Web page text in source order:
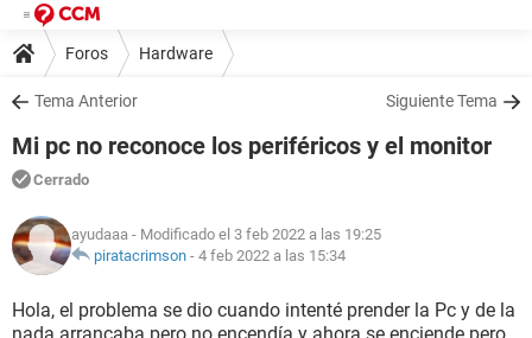
Foros Hardware
Tema Anterior Siguiente Tema
Mi pc no reconoce los periféricos y el monitor
Cerrado
ayudaaa - Modificado el 3 feb 2022 a las 19:25
piratacrimson - 4 feb 2022 a las 15:34
Hola, el problema se dio cuando intenté prender la Pc y de la